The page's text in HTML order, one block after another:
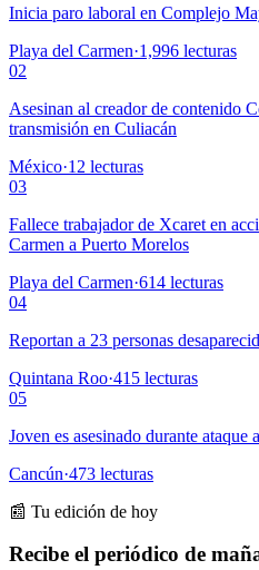
Inicia paro laboral en Complejo
Playa del Carmen·1,996 lecturas
02
Asesinan al creador de contenido
transmisión en Culiacán
México·12 lecturas
03
Fallece trabajador de Xcaret en
Carmen a Puerto Morelos
Playa del Carmen·614 lecturas
04
Reportan a 23 personas
Quintana Roo·415 lecturas
05
Joven es asesinado durante ataque
Cancún·473 lecturas
📰 Tu edición de hoy
Recibe el periódico de